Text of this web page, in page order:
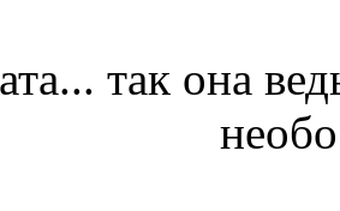
так она